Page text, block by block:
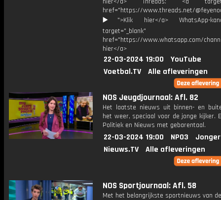
href="https://www.threads.net/
▶️">Klik hier</a> WhatsApp-
target="_blank"
href="https://www.whatsapp.com/
hier</a>
22-03-2024 19:00
YouTube
Voetbal.TV
Alle afleveringen
NOS Jeugdjournaal: Afl. 82
Het laatste nieuws uit binnen- en
het weer, speciaal voor de jonge kijker.
Politiek en Nieuws met gebarentaal.
22-03-2024 19:00 NPO3
Nieuws.TV
Alle afleveringen
NOS Sportjournaal: Afl. 58
Met het belangrijkste sportnieuws van